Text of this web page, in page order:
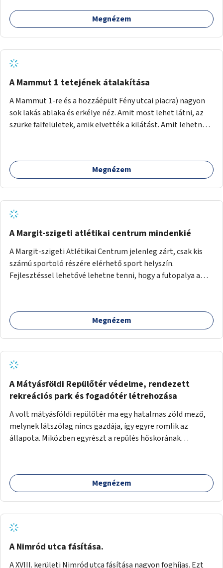
megtörtént az első lépése annak, hogy a belváros
tengelyében is megerősödjön a Buda és Pest közötti
lehetővé kell tenni a kerékpárosbarát kialakítást. Legyen
biztonságosan kerékpározható a József Attila utca is!
Megnézem
A Mammut 1 tetejének átalakítása
A Mammut 1-re és a hozzáépült Fény utcai piacra) nagyon
sok lakás ablaka és erkélye néz. Amit most lehet látni, az
szürke falfelületek, amik elvették a kilátást. Amit lehetne:
egy látképet, amit azok elvettek.
Megnézem
A Margit-szigeti atlétikai centrum mindenkié
A Margit-szigeti Atlétikai Centrum jelenleg zárt, csak kis
számú sportoló részére elérhető sport helyszín.
Fejlesztéssel lehetővé lehetne tenni, hogy a futopalya a
Ehhez zárható tároló helyet, öltözőt, WC-t kell biztosítani.
Megnézem
A Mátyásföldi Repülőtér védelme, rendezett
rekreációs park és fogadótér létrehozása
A volt mátyásföldi repülőtér ma egy hatalmas zöld mező,
melynek látszólag nincs gazdája, így egyre romlik az
állapota. Miközben egyrészt a repülés hőskorának
kikapcsolódási helyszín: kocogók, kutyasétáltatók,
modellrepülők, sárkányeregetők, lovasok használják. A
kialakítható pihenőhely padokkal, kerékpártármaszokkal,
szemetesekkel, esőbeállóval, ami alkalmas kisebb
csoportok fogadására. A másik két bejárathoz is
Megnézem
A Nimród utca fásítása.
A XVIII. kerületi Nimród utca fásítása nagyon foghíjas. Ezt